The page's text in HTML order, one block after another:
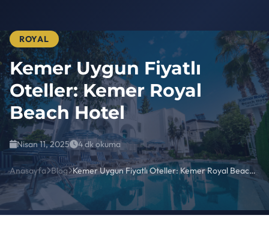
ROYAL
Kemer Uygun Fiyatlı
Oteller: Kemer Royal
Beach Hotel
Nisan 11, 2025 4 dk okuma
Anasayfa Blog Kemer Uygun Fiyatlı Oteller: Kemer Royal Beach Hotel